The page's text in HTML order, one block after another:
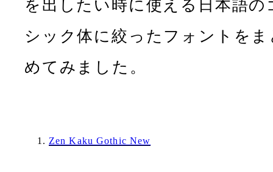
を出したい時に使える日本語の
シック体に絞ったフォントをま
めてみました。
Zen Kaku Gothic New